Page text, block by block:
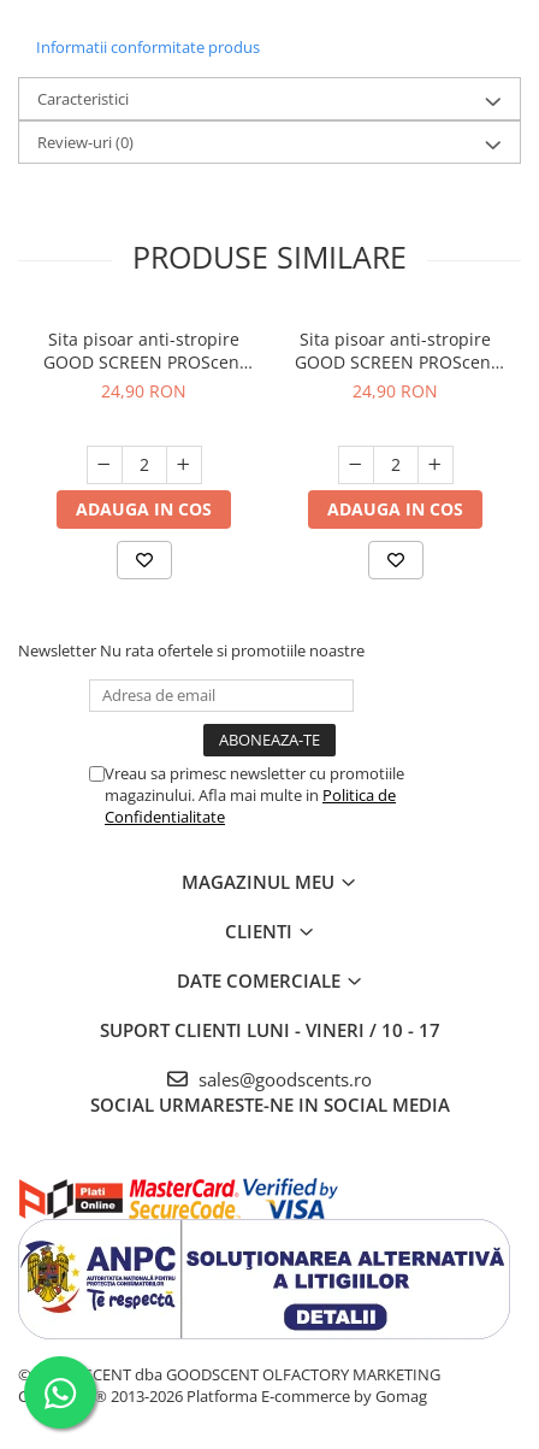
Informatii conformitate produs
Caracteristici
Review-uri(0)
PRODUSE SIMILARE
Sita pisoar anti-stropire
GOOD SCREEN PROScent
60+, Melon
24,90 RON
ADAUGA IN COS
Sita pisoar anti-stropire
GOOD SCREEN PROScent
60+, Purple Berry
24,90 RON
ADAUGA IN COS
Newsletter Nu rata ofertele si promotiile noastre
Vreau sa primesc newsletter cu promotiile
magazinului. Afla mai multe in Politica de
Confidentialitate
MAGAZINUL MEU
CLIENTI
DATE COMERCIALE
SUPORT CLIENTI LUNI - VINERI / 10 - 17
sales@goodscents.ro
SOCIAL URMARESTE-NE IN SOCIAL MEDIA
© GOOD SCENT dba GOODSCENT OLFACTORY MARKETING
COMPANY® 2013-2026 Platforma E-commerce by Gomag